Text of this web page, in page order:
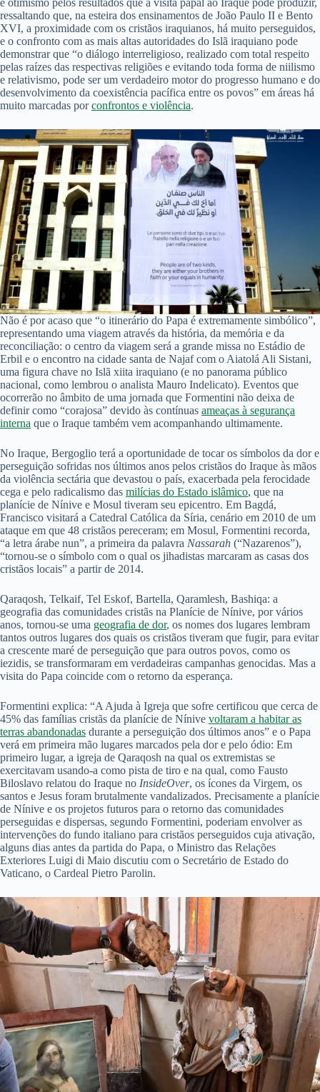
ressaltando que, na esteira dos ensinamentos de João Paulo II e Bento
XVI, a proximidade com os cristãos iraquianos, há muito perseguidos,
e o confronto com as mais altas autoridades do Islã iraquiano pode
demonstrar que “o diálogo interreligioso, realizado com total respeito
pelas raízes das respectivas religiões e evitando toda forma de niilismo
e relativismo, pode ser um verdadeiro motor do progresso humano e do
desenvolvimento da coexistência pacífica entre os povos” em áreas há
muito marcadas porconfrontos e violência.
Não é por acaso que “o itinerário do Papa é extremamente simbólico”,
representando uma viagem através da história, da memória e da
reconciliação: o centro da viagem será a grande missa no Estádio de
Erbil e o encontro na cidade santa de Najaf com o Aiatolá Ali Sistani,
uma figura chave no Islã xiita iraquiano (e no panorama público
nacional, como lembrou o analista Mauro Indelicato). Eventos que
ocorrerão no âmbito de uma jornada que Formentini não deixa de
definir como “corajosa” devido às contínuas ameaças à segurança
interna que o Iraque também vem acompanhando ultimamente.
No Iraque, Bergoglio terá a oportunidade de tocar os símbolos da dor e
perseguição sofridas nos últimos anos pelos cristãos do Iraque às mãos
da violência sectária que devastou o país, exacerbada pela ferocidade
cega e pelo radicalismo das milícias do Estado islâmico, que na
planície de Nínive e Mosul tiveram seu epicentro. Em Bagdá,
Francisco visitará a Catedral Católica da Síria, cenário em 2010 de um
ataque em que 48 cristãos pereceram; em Mosul, Formentini recorda,
“a letra árabe nun”, a primeira da palavra Nassarah (“Nazarenos”),
“tornou-se o símbolo com o qual os jihadistas marcaram as casas dos
cristãos locais” a partir de 2014.
Qaraqosh, Telkaif, Tel Eskof, Bartella, Qaramlesh, Bashiqa: a
geografia das comunidades cristãs na Planície de Nínive, por vários
anos, tornou-se uma geografia de dor, os nomes dos lugares lembram
tantos outros lugares dos quais os cristãos tiveram que fugir, para evitar
a crescente maré de perseguição que para outros povos, como os
iezidis, se transformaram em verdadeiras campanhas genocidas. Mas a
visita do Papa coincide com o retorno da esperança.
Formentini explica: “A Ajuda à Igreja que sofre certificou que cerca de
45% das famílias cristãs da planície de Nínive voltaram a habitar as
terras abandonadas durante a perseguição dos últimos anos” e o Papa
verá em primeira mão lugares marcados pela dor e pelo ódio: Em
primeiro lugar, a igreja de Qaraqosh na qual os extremistas se
exercitavam usando-a como pista de tiro e na qual, como Fausto
Biloslavo relatou do Iraque no InsideOver, os ícones da Virgem, os
santos e Jesus foram brutalmente vandalizados. Precisamente a planície
de Nínive e os projetos futuros para o retorno das comunidades
perseguidas e dispersas, segundo Formentini, poderiam envolver as
intervenções do fundo italiano para cristãos perseguidos cuja ativação,
alguns dias antes da partida do Papa, o Ministro das Relações
Exteriores Luigi di Maio discutiu com o Secretário de Estado do
Vaticano, o Cardeal Pietro Parolin.